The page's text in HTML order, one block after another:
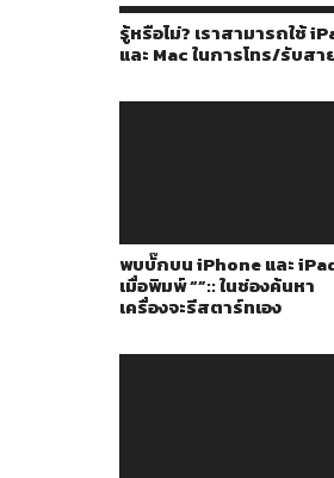
รู้หรือไม่? เราสามารถใช้
และ Mac ในการโทร/รับสา
พบบั๊กบน iPhone และ
เมื่อพิมพ์ “”:: ในช่องค้นหา
เครื่องจะรีสตาร์ทเอง